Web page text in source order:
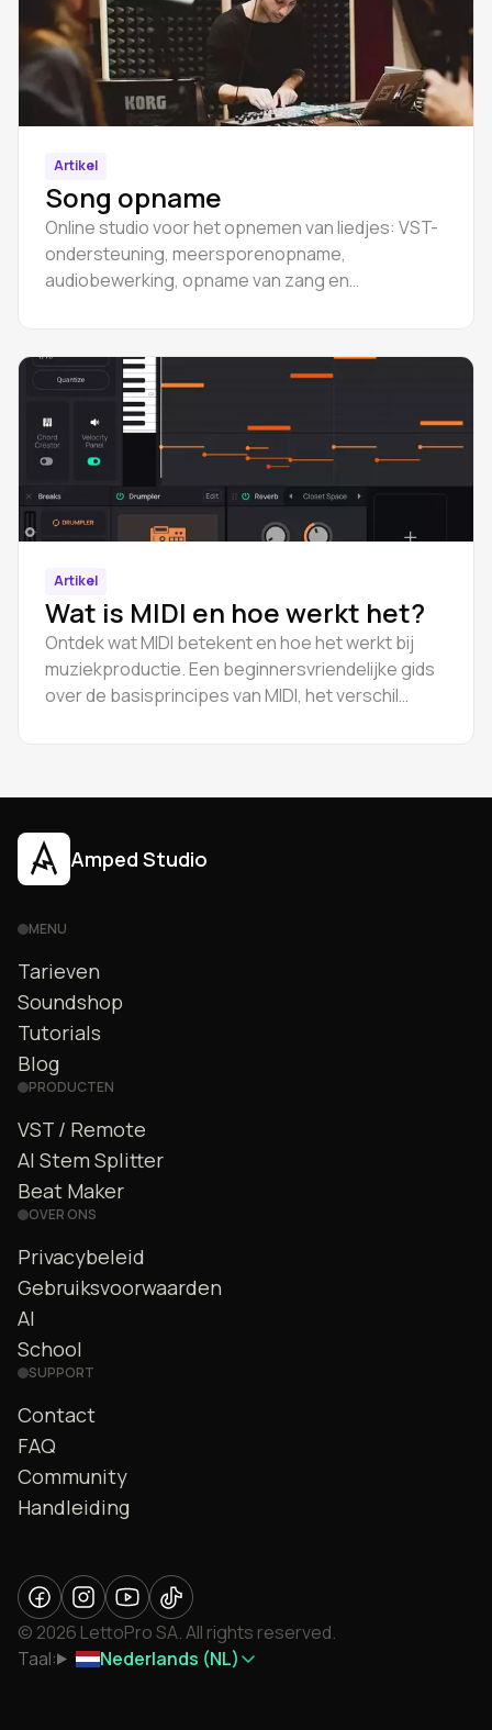
Artikel
Song opname
Online studio voor het opnemen van liedjes: VST-
ondersteuning, meersporenopname,
audiobewerking, opname van zang en
Artikel
Wat is MIDI en hoe werkt het?
Ontdek wat MIDI betekent en hoe het werkt bij
muziekproductie. Een beginnersvriendelijke gids
over de basisprincipes van MIDI, het verschil
Amped Studio
MENU
Tarieven
Soundshop
Tutorials
Blog
PRODUCTEN
VST / Remote
AI Stem Splitter
Beat Maker
OVER ONS
Privacybeleid
Gebruiksvoorwaarden
AI
School
SUPPORT
Contact
FAQ
Community
Handleiding
© 2026 LettoPro SA. All rights reserved.
Taal:
Nederlands (NL)